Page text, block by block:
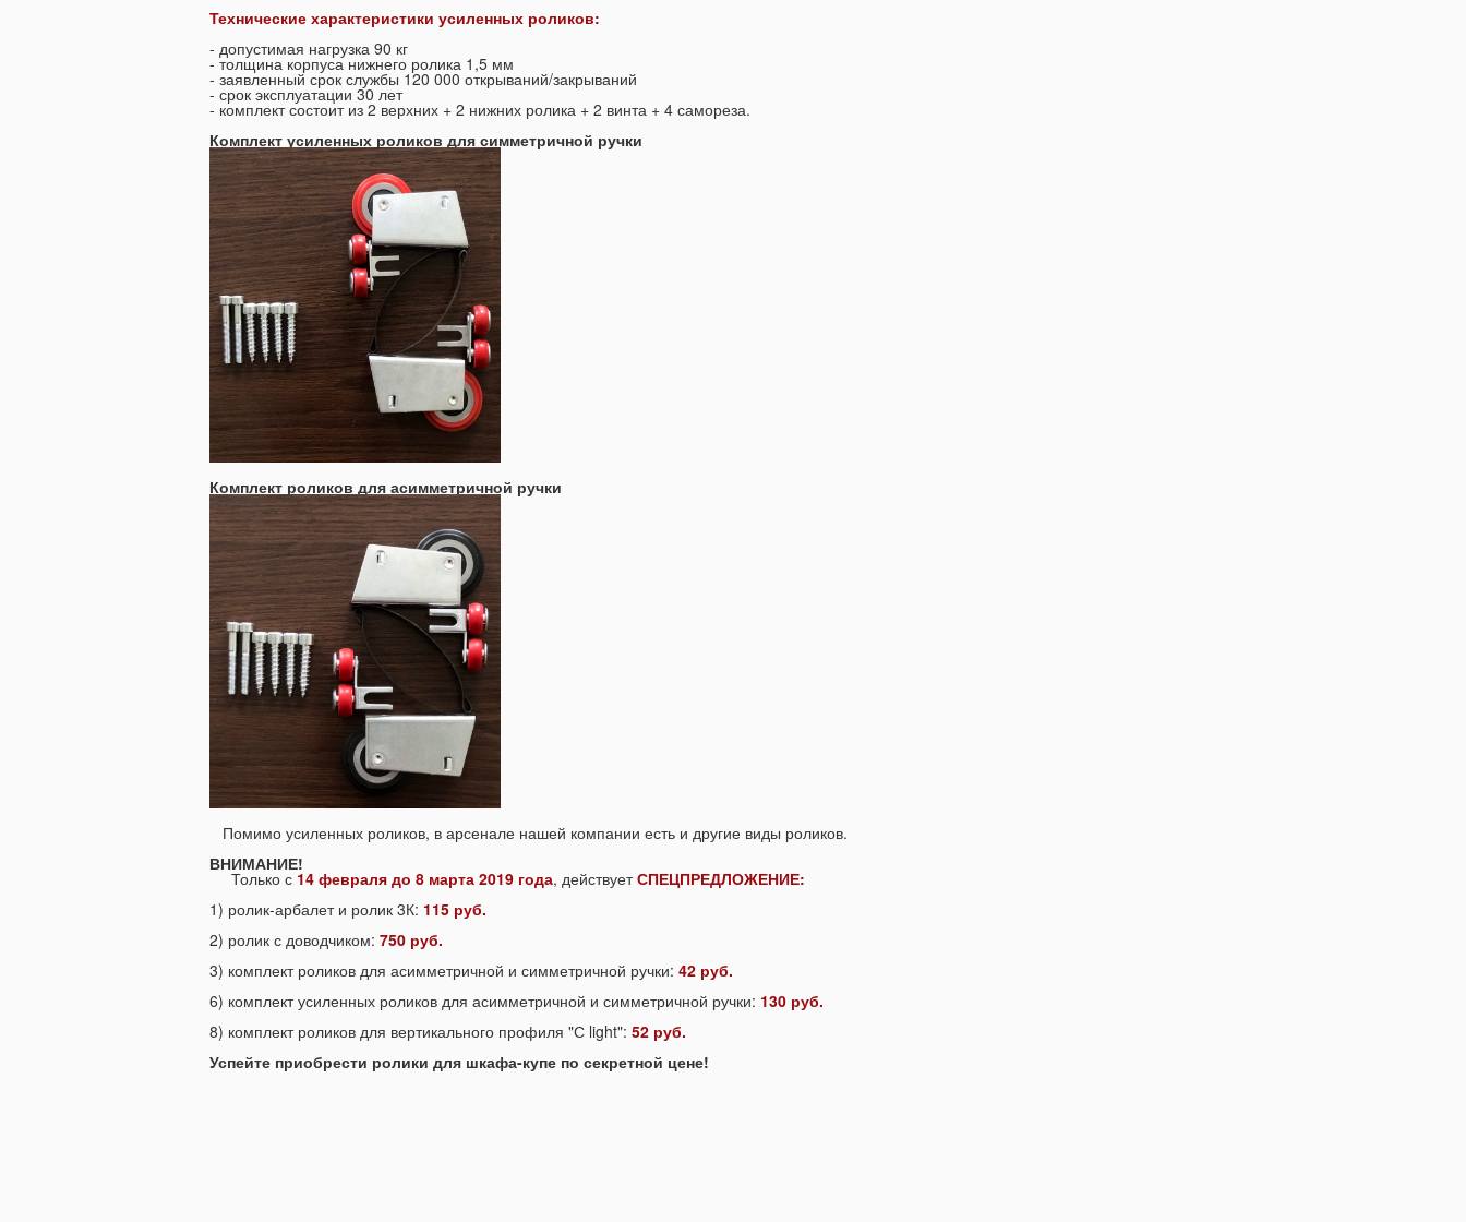
Технические характеристики усиленных роликов:
- допустимая нагрузка 90 кг
- толщина корпуса нижнего ролика 1,5 мм
- заявленный срок службы 120 000 открываний/закрываний
- срок эксплуатации 30 лет
- комплект состоит из 2 верхних + 2 нижних ролика + 2 винта + 4 самореза.
Комплект усиленных роликов для симметричной ручки
Комплект роликов для асимметричной ручки
Помимо усиленных роликов, в арсенале нашей компании есть и другие виды роликов.
ВНИМАНИЕ!
Только с 14 февраля до 8 марта 2019 года, действуетСПЕЦПРЕДЛОЖЕНИЕ:
1) ролик-арбалет и ролик 3К: 115 руб.
2) ролик с доводчиком: 750 руб.
3) комплект роликов для асимметричной и симметричной ручки: 42 руб.
6) комплект усиленных роликов для асимметричной и симметричной ручки: 130 руб.
8) комплект роликов для вертикального профиля "С light": 52 руб.
Успейте приобрести ролики для шкафа-купе по секретной цене!